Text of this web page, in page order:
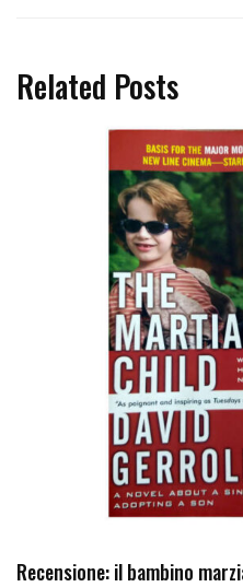
Related Posts
Recensione: il bambino